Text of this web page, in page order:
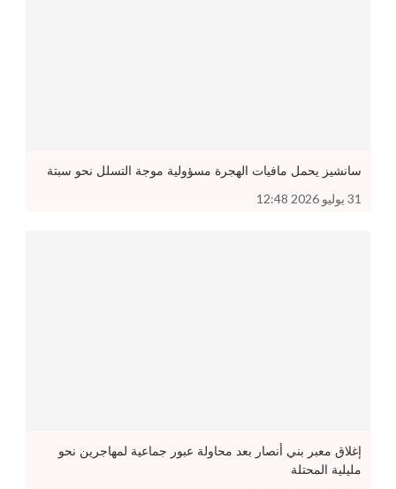
سانشيز يحمل مافيات الهجرة مسؤولية موجة التسلل نحو سبتة
31 يوليو 2026 12:48
إغلاق معبر بني أنصار بعد محاولة عبور جماعية لمهاجرين نحو
مليلية المحتلة